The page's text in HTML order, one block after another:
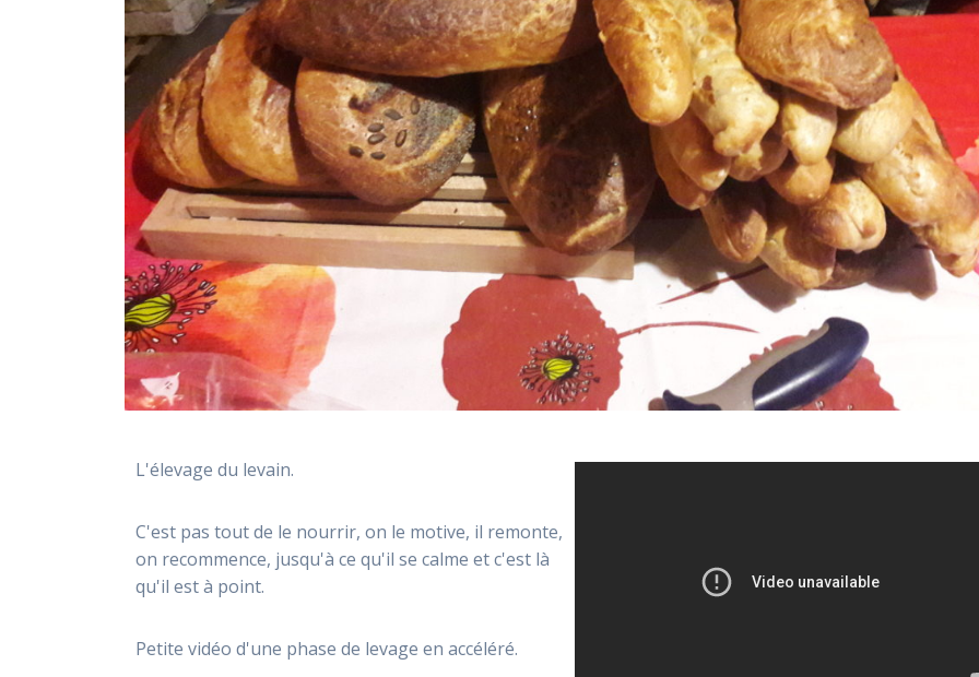
L'élevage du levain.
C'est pas tout de le nourrir, on le motive, il remonte,
on recommence, jusqu'à ce qu'il se calme et c'est là
qu'il est à point.
Petite vidéo d'une phase de levage en accéléré.